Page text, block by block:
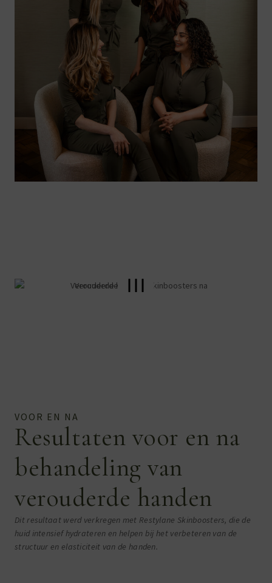
VOOR EN NA
Resultaten voor en na
behandeling van
verouderde handen
Dit resultaat werd verkregen met Restylane Skinboosters, die de
huid intensief hydrateren en helpen bij het verbeteren van de
structuur en elasticiteit van de handen.